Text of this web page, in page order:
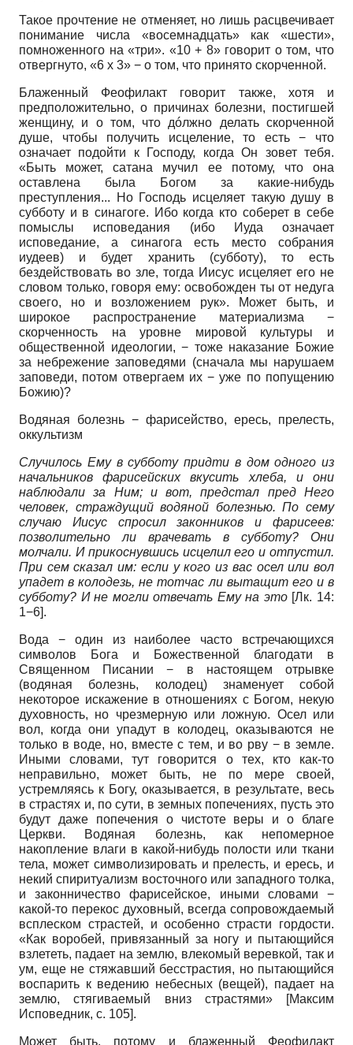
Такое прочтение не отменяет, но лишь расцвечивает
понимание числа «восемнадцать» как «шести»,
помноженного на «три». «10 + 8» говорит о том, что
отвергнуто, «6 x 3» − о том, что принято скорченной.
Блаженный Феофилакт говорит также, хотя и
предположительно, о причинах болезни, постигшей
женщину, и о том, что дóлжно делать скорченной
душе, чтобы получить исцеление, то есть − что
означает подойти к Господу, когда Он зовет тебя.
«Быть может, сатана мучил ее потому, что она
оставлена была Богом за какие-нибудь
преступления... Но Господь исцеляет такую душу в
субботу и в синагоге. Ибо когда кто соберет в себе
помыслы исповедания (ибо Иуда означает
исповедание, а синагога есть место собрания
иудеев) и будет хранить (субботу), то есть
бездействовать во зле, тогда Иисус исцеляет его не
словом только, говоря ему: освобожден ты от недуга
своего, но и возложением рук». Может быть, и
широкое распространение материализма −
скорченность на уровне мировой культуры и
общественной идеологии, − тоже наказание Божие
за небрежение заповедями (сначала мы нарушаем
заповеди, потом отвергаем их − уже по попущению
Божию)?
Водяная болезнь − фарисейство, ересь, прелесть,
оккультизм
Случилось Ему в субботу придти в дом одного из
начальников фарисейских вкусить хлеба, и они
наблюдали за Ним; и вот, предстал пред Него
человек, страждущий водяной болезнью. По сему
случаю Иисус спросил законников и фарисеев:
позволительно ли врачевать в субботу? Они
молчали. И прикоснувшись исцелил его и отпустил.
При сем сказал им: если у кого из вас осел или вол
упадет в колодезь, не тотчас ли вытащит его и в
субботу? И не могли отвечать Ему на это[Лк. 14:
1−6].
Вода − один из наиболее часто встречающихся
символов Бога и Божественной благодати в
Священном Писании − в настоящем отрывке
(водяная болезнь, колодец) знаменует собой
некоторое искажение в отношениях с Богом, некую
духовность, но чрезмерную или ложную. Осел или
вол, когда они упадут в колодец, оказываются не
только в воде, но, вместе с тем, и во рву − в земле.
Иными словами, тут говорится о тех, кто как-то
неправильно, может быть, не по мере своей,
устремляясь к Богу, оказывается, в результате, весь
в страстях и, по сути, в земных попечениях, пусть это
будут даже попечения о чистоте веры и о благе
Церкви. Водяная болезнь, как непомерное
накопление влаги в какой-нибудь полости или ткани
тела, может символизировать и прелесть, и ересь, и
некий спиритуализм восточного или западного толка,
и законничество фарисейское, иными словами −
какой-то перекос духовный, всегда сопровождаемый
всплеском страстей, и особенно страсти гордости.
«Как воробей, привязанный за ногу и пытающийся
взлететь, падает на землю, влекомый веревкой, так и
ум, еще не стяжавший бесстрастия, но пытающийся
воспарить к ведению небесных (вещей), падает на
землю, стягиваемый вниз страстями» [Максим
Исповедник, с. 105].
Может быть, потому и блаженный Феофилакт